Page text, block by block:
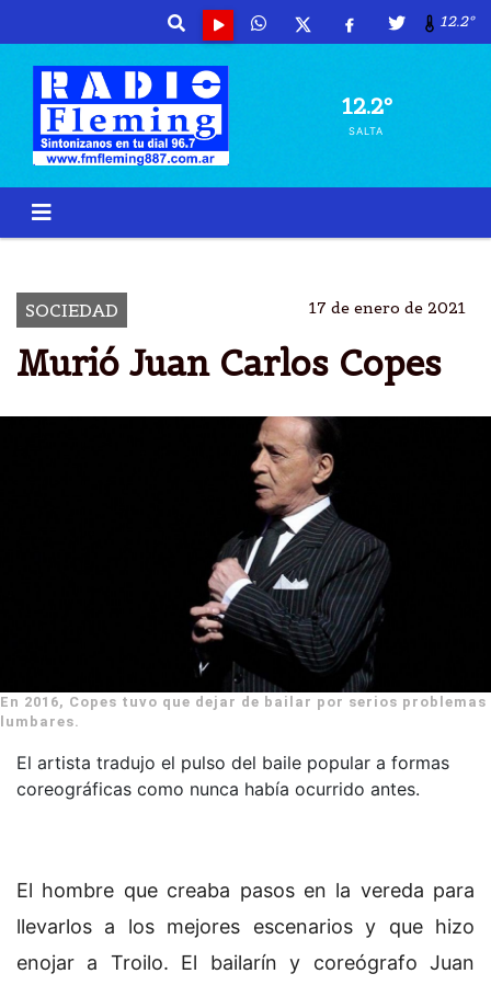
12.2º
12.2º
SALTA
SOCIEDAD 17 de enero de 2021
Murió Juan Carlos Copes
En 2016, Copes tuvo que dejar de bailar por serios problemas
lumbares.
El artista tradujo el pulso del baile popular a formas
coreográficas como nunca había ocurrido antes.
El hombre que creaba pasos en la vereda para
llevarlos a los mejores escenarios y que hizo
enojar a Troilo. El bailarín y coreógrafo Juan